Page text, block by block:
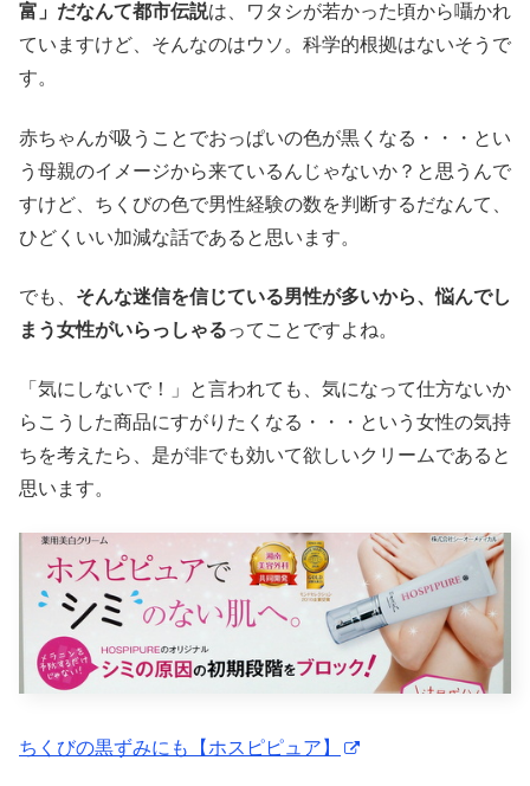
富」だなんて都市伝説は、ワタシが若かった頃から囁かれ
ていますけど、そんなのはウソ。科学的根拠はないそうで
す。
赤ちゃんが吸うことでおっぱいの色が黒くなる・・・とい
う母親のイメージから来ているんじゃないか？と思うんで
すけど、ちくびの色で男性経験の数を判断するだなんて、
ひどくいい加減な話であると思います。
でも、 そんな迷信を信じている男性が多いから、悩んでし
まう女性がいらっしゃるってことですよね。
「気にしないで！」と言われても、気になって仕方ないか
らこうした商品にすがりたくなる・・・という女性の気持
ちを考えたら、是が非でも効いて欲しいクリームであると
思います。
ちくびの黒ずみにも【ホスピピュア】